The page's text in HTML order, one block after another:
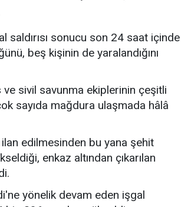
saldırısı sonucu son 24 saat içinde
beş kişinin de yaralandığını
sivil savunma ekiplerinin çeşitli
sayıda mağdura ulaşmada hâlâ
ilan edilmesinden bu yana şehit
enkaz altından çıkarılan
yönelik devam eden işgal